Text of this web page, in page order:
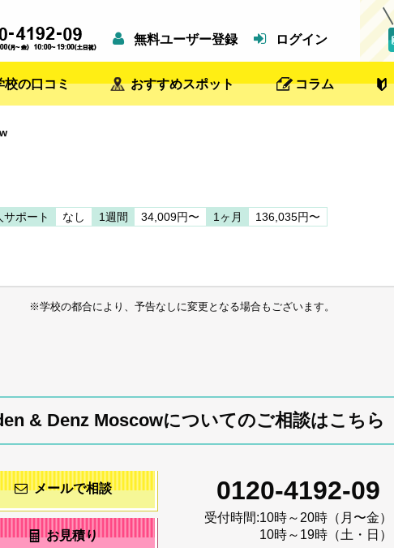
無料ユーザー登録 ログイン
校の口コミ おすすめスポット コラム
サポート なし 1週間 34,009円〜 1ヶ月 136,035円〜
※学校の都合により、予告なしに変更となる場合もございます。
& Denz Moscowについてのご相談はこちら
メールで相談
お見積り
0120-4192-09
受付時間:10時～20時（月〜金）
10時～19時（土・日）